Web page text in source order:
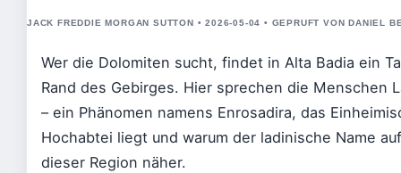
JACK FREDDIE MORGAN SUTTON • 2026-05-04 • GEPRUFT VON DANIEL
Wer die Dolomiten sucht, findet in Alta Badia ein
Rand des Gebirges. Hier sprechen die Menschen
– ein Phänomen namens Enrosadira, das
Hochabtei liegt und warum der ladinische Name
dieser Region näher.